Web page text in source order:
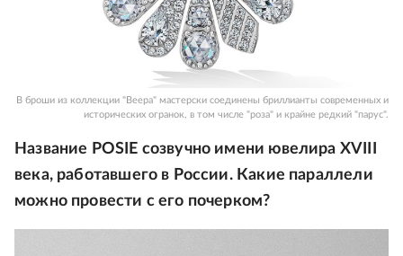
В броши из коллекции "Веера" мастерски соединены бриллианты современных и
исторических огранок, в том числе "роза" и крайне редкий "парус".
Название POSIE созвучно имени ювелира XVIII
века, работавшего в России. Какие параллели
можно провести с его почерком?